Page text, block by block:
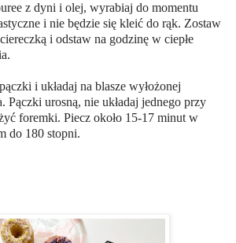
z dyni i olej, wyrabiaj do momentu
i nie będzie się kleić do rąk. Zostaw
i odstaw na godzinę w ciepłe
i układaj na blasze wyłożonej
Pączki urosną, nie układaj jednego przy
foremki. Piecz około 15-17 minut w
do 180 stopni.